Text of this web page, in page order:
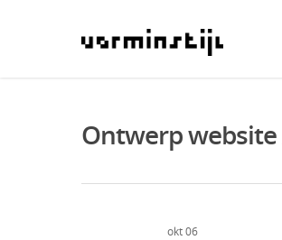
Ontwerp
okt06